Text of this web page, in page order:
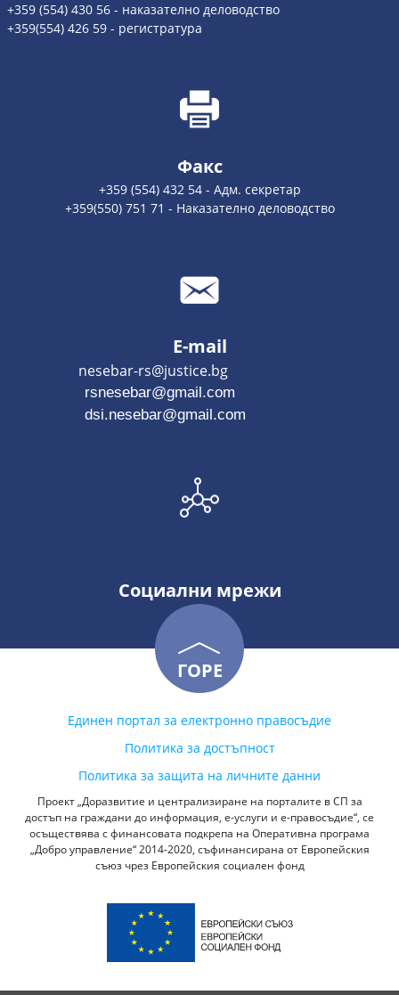
+359 (554) 430 56 - наказателно деловодство
+359(554) 426 59 - регистратура
Факс
+359 (554) 432 54 - Адм. секретар
+359(550) 751 71 - Наказателно деловодство
E-mail
nesebar-rs@justice.bg
rsnesebar@gmail.com
dsi.nesebar@gmail.com
Социални мрежи
ГОРЕ
Единен портал за електронно правосъдие
Политика за достъпност
Политика за защита на личните данни
Проект „Доразвитие и централизиране на порталите в СП за
достъп на граждани до информация, е-услуги и е-правосъдие“, се
осъществява с финансовата подкрепа на Оперативна програма
„Добро управление“ 2014-2020, съфинансирана от Европейския
съюз чрез Европейския социален фонд